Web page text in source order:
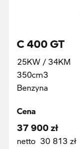
C 400 GT
25KW / 34KM
350cm3
Benzyna
Cena
37 900 zł
netto 30 813 zł